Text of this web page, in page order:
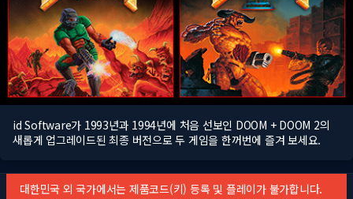
id Software가 1993년과 1994년에 처음 선보인 DOOM + DOOM 2의
새롭게 업그레이드된 최종 버전으로 두 게임을 한꺼번에 즐겨 보세요.
대한민국 외 국가에서는 제품코드(키) 등록 및 플레이가 불가합니다.